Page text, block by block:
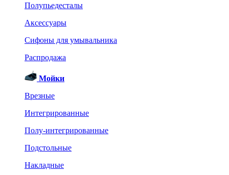
Полупьедесталы
Аксессуары
Сифоны для умывальника
Распродажа
Мойки
Врезные
Интегрированные
Полу-интегрированные
Подстольные
Накладные